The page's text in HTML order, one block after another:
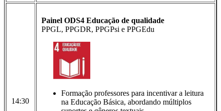
14:30
Painel ODS4 Educação de qualidade
PPGL, PPGDR, PPGPsi e PPGEdu
Formação professores para incentivar a leitura
na Educação Básica, abordando múltiplos